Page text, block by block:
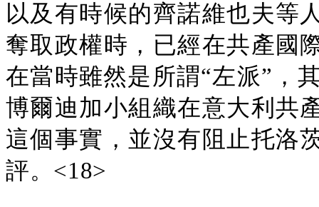
以及有時候的齊諾維也夫等
奪取政權時，已經在共產國
在當時雖然是所謂“左派”，
博爾迪加小組織在意大利共
這個事實，並沒有阻止托洛
評。<18>